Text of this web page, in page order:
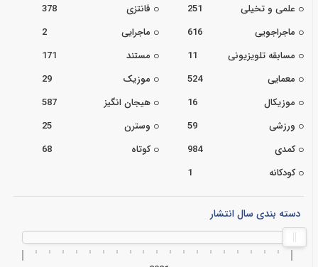
علمی و تخیلی
251 فانتزی
378
ماجراجویی
616 ماجرایی
2
مسابقه تلویزیونی
11 مستند
171
معمایی
524 موزیک
29
موزیکال
16 هیجان انگیز
587
ورزشی
59 وسترن
25
کمدی
984 کوتاه
68
کودکانه
1
دسته بندی سال انتشار